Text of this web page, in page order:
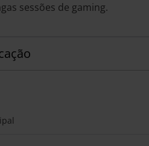
sessões de gaming.